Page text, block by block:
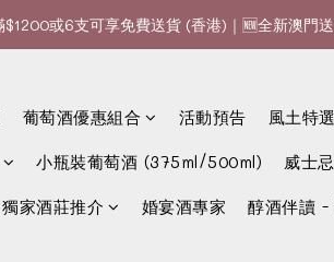
$1200或6支可享免費送貨 (香港)｜🆕全新澳門
$1200或6支可享免費送貨 (香港)｜🆕全新澳門
或6支可享免費送貨 (香港)｜🆕全新澳門送
葡萄酒優惠組合 活動預告 風土特
小瓶裝葡萄酒 (375ml/500ml) 威士忌
獨家酒莊推介 婚宴酒專家 醇酒伴讀